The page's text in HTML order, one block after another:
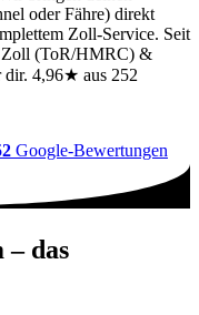
oder Fähre) direkt
Zoll-Service. Seit
Zoll (ToR/HMRC) &
dir. 4,96★ aus 252
Google-Bewertungen
das